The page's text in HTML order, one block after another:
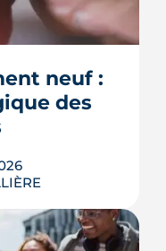
de
de location
neuf :
des